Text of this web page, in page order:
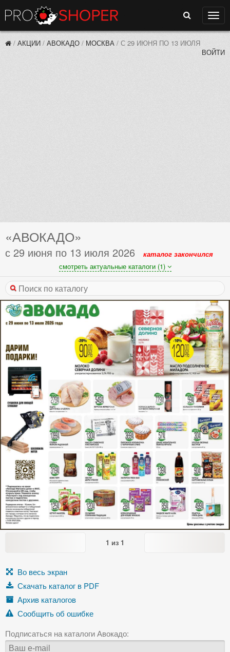
Поиск
/ АКЦИИ / АВОКАДО / МОСКВА / С 29 ИЮНЯ ПО 13 ИЮЛЯ
ВОЙТИ
«АВОКАДО»
с 29 июня по 13 июля 2026
каталог закончился
смотреть актуальные каталоги (1)
1 из 1
Во весь экран
Скачать каталог в PDF
Архив каталогов
Сообщить об ошибке
Подписаться на каталоги Авокадо: